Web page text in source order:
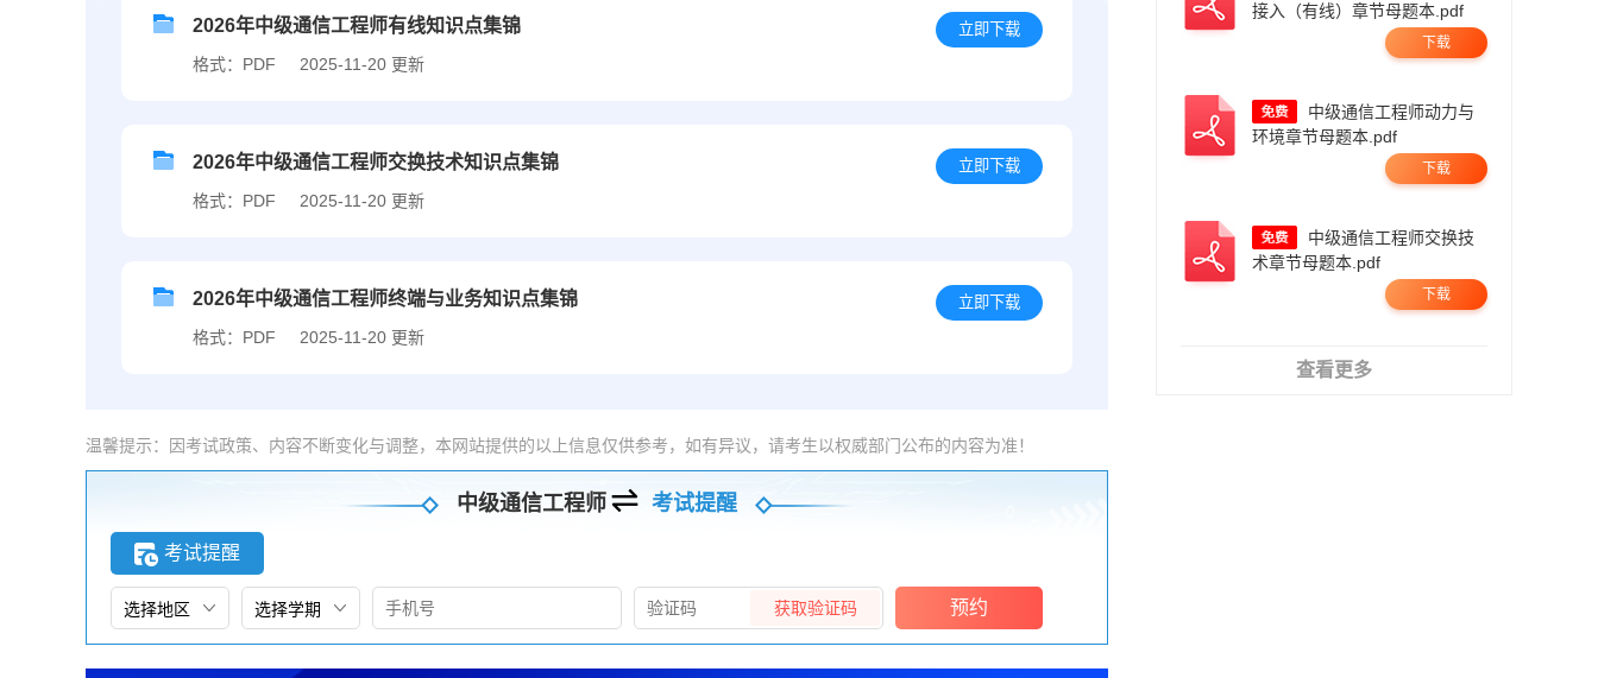
2026年中级通信工程师有线知识点集锦
格式：PDF 2025-11-20 更新
立即下载
2026年中级通信工程师交换技术知识点集锦
格式：PDF 2025-11-20 更新
立即下载
2026年中级通信工程师终端与业务知识点集锦
格式：PDF 2025-11-20 更新
立即下载
温馨提示：因考试政策、内容不断变化与调整，本网站提供的以上信息仅供参考，如有异议，请考生以权威部门公布的内容为准！
中级通信工程师 考试提醒
考试提醒
获取验证码 预约
接入（有线）章节母题本.pdf
下载
环境章节母题本.pdf
下载
术章节母题本.pdf
下载
查看更多